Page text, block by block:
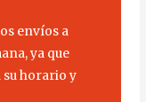
envíos a
ya que
horario y